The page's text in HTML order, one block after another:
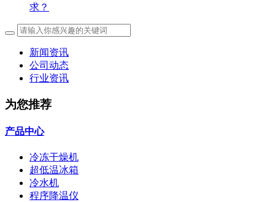
求？
新闻资讯
公司动态
行业资讯
为您推荐
产品中心
冷冻干燥机
超低温冰箱
冷水机
程序降温仪